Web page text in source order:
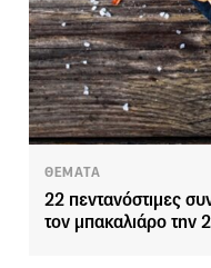
ΘΕΜΑΤΑ
22 πεντανόστιμες
τον μπακαλιάρο την